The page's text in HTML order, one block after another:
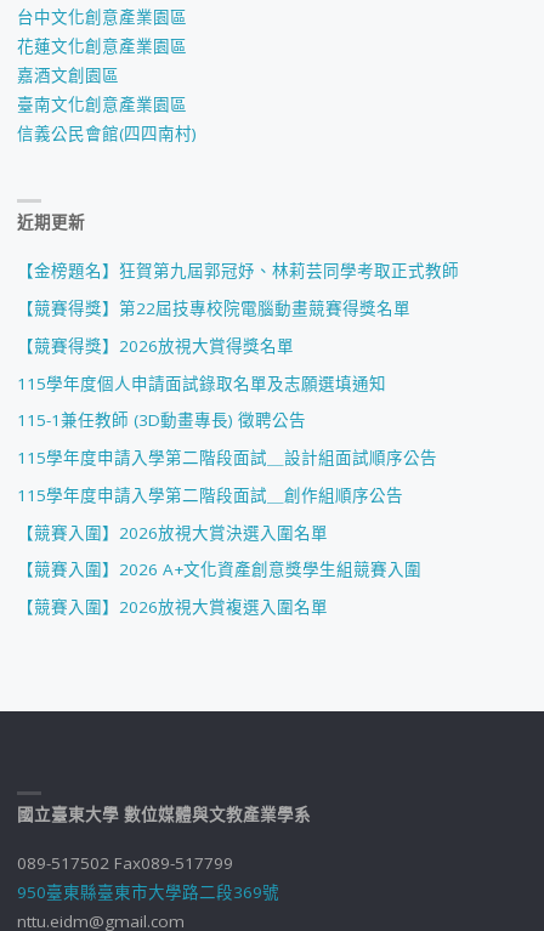
台中文化創意產業園區
花蓮文化創意產業園區
嘉酒文創園區
臺南文化創意產業園區
信義公民會館(四四南村)
近期更新
【金榜題名】狂賀第九屆郭冠妤、林莉芸同學考取正式教師
【競賽得獎】第22屆技專校院電腦動畫競賽得獎名單
【競賽得獎】2026放視大賞得獎名單
115學年度個人申請面試錄取名單及志願選填通知
115-1兼任教師 (3D動畫專長) 徵聘公告
115學年度申請入學第二階段面試＿設計組面試順序公告
115學年度申請入學第二階段面試＿創作組順序公告
【競賽入圍】2026放視大賞決選入圍名單
【競賽入圍】2026 A+文化資產創意獎學生組競賽入圍
【競賽入圍】2026放視大賞複選入圍名單
國立臺東大學 數位媒體與文教產業學系
089-517502 Fax089-517799
950臺東縣臺東市大學路二段369號
nttu.eidm@gmail.com